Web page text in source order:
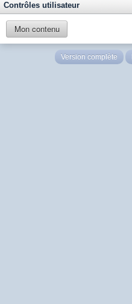
Contrôles utilisateur
Mon contenu
Version complète